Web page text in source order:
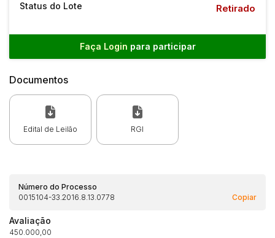
Status do Lote Retirado
Faça Login para participar
Documentos
Edital de Leilão RGI
Número do Processo
0015104-33.2016.8.13.0778
Copiar
Avaliação
450.000,00
Envie sua Proposta
propostas